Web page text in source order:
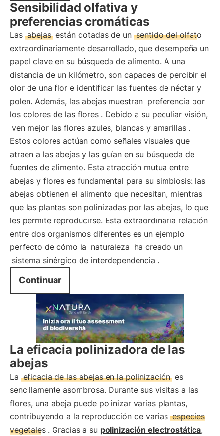
Sensibilidad olfativa y
preferencias cromáticas
Las abejas están dotadas de un sentido del olfato
extraordinariamente desarrollado, que desempeña un
papel clave en su búsqueda de alimento. A una
distancia de un kilómetro, son capaces de percibir el
olor de una flor e identificar las fuentes de néctar y
polen. Además, las abejas muestran preferencia por
los colores de las flores . Debido a su peculiar visión,
ven mejor las flores azules, blancas y amarillas .
Estos colores actúan como señales visuales que
atraen a las abejas y las guían en su búsqueda de
fuentes de alimento. Esta atracción mutua entre
abejas y flores es fundamental para su simbiosis: las
abejas obtienen el alimento que necesitan, mientras
que las plantas son polinizadas por las abejas, lo que
les permite reproducirse. Esta extraordinaria relación
entre dos organismos diferentes es un ejemplo
perfecto de cómo la naturaleza ha creado un
sistema sinérgico de interdependencia .
Continuar
La eficacia polinizadora de las
abejas
La eficacia de las abejas en la polinización es
sencillamente asombrosa. Durante sus visitas a las
flores, una abeja puede polinizar varias plantas,
contribuyendo a la reproducción de varias especies
vegetales . Gracias a su polinización electrostática,